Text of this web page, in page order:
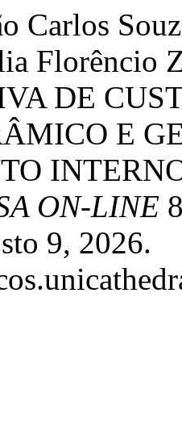
Carlos
Florêncio
DE
E
ON-LINE
9, 2026.